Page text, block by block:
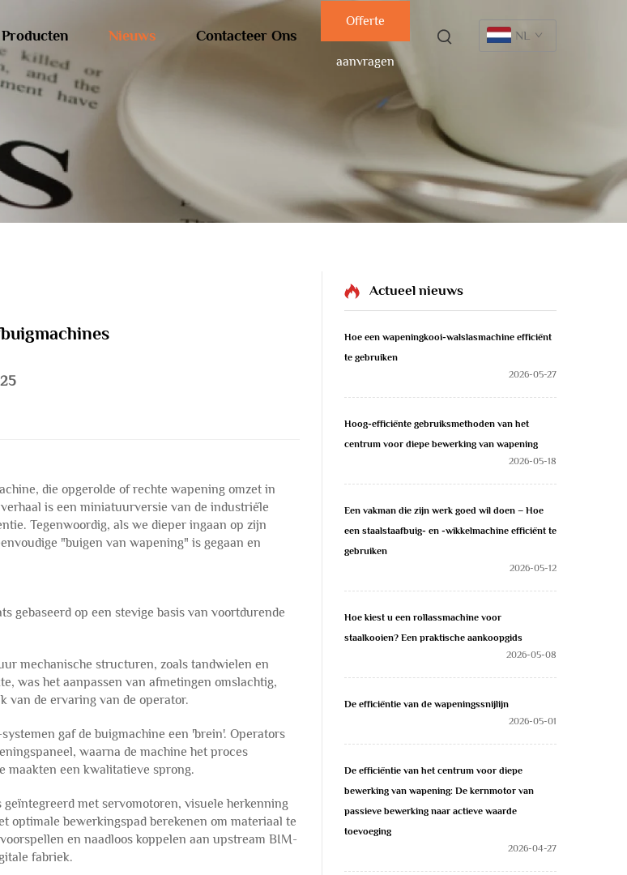
Producten Nieuws Contacteer Ons
Offerte
aanvragen
NL
die opgerolde of rechte wapening omzet in
is een miniatuurversie van de industriële
Tegenwoordig, als we dieper ingaan op zijn
"buigen van wapening" is gegaan en
gebaseerd op een stevige basis van voortdurende
mechanische structuren, zoals tandwielen en
was het aanpassen van afmetingen omslachtig,
van de ervaring van de operator.
gaf de buigmachine een 'brein'. Operators
waarna de machine het proces
maakten een kwalitatieve sprong.
met servomotoren, visuele herkenning
optimale bewerkingspad berekenen om materiaal te
en naadloos koppelen aan upstream BIM-
fabriek.
Actueel nieuws
Hoe een wapeningkooi-walslasmachine efficiënt
te gebruiken
2026-05-27
Hoog-efficiënte gebruiksmethoden van het
centrum voor diepe bewerking van wapening
2026-05-18
Een vakman die zijn werk goed wil doen – Hoe
een staalstaafbuig- en -wikkelmachine efficiënt te
gebruiken
2026-05-12
Hoe kiest u een rollassmachine voor
staalkooien? Een praktische aankoopgids
2026-05-08
De efficiëntie van de wapeningssnijlijn
2026-05-01
De efficiëntie van het centrum voor diepe
bewerking van wapening: De kernmotor van
passieve bewerking naar actieve waarde
toevoeging
2026-04-27